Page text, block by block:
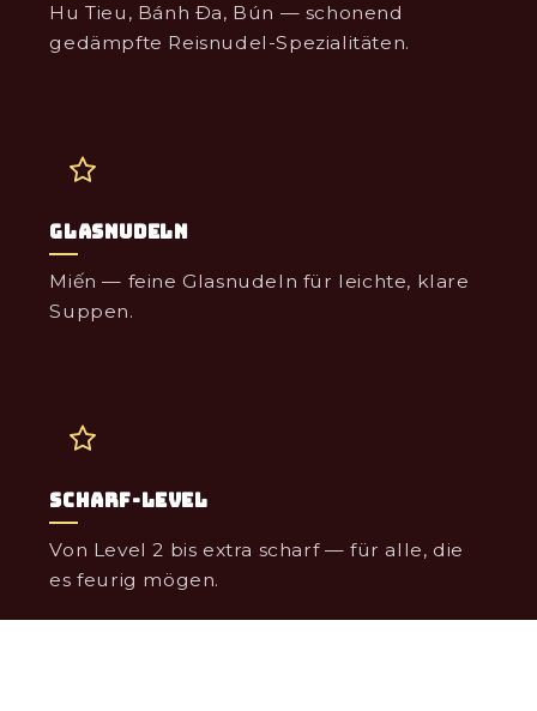
Hu Tieu, Bánh Đa, Bún — schonend
gedämpfte Reisnudel-Spezialitäten.
Glasnudeln
Miến — feine Glasnudeln für leichte, klare
Suppen.
Scharf-Level
Von Level 2 bis extra scharf — für alle, die
es feurig mögen.